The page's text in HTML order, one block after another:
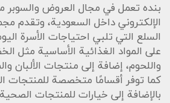
بنده تعمل في مجال العروض والسوبر
الإلكتروني داخل السعودية، وتقدم
السلع التي تلبي احتياجات الأسرة
على المواد الغذائية الأساسية مثل
واللحوم، إضافة إلى منتجات الألبان
كما توفر أقسامًا متخصصة للمنتجات
بالإضافة إلى خيارات للمنتجات